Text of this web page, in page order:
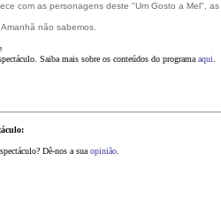
com as personagens deste "Um Gosto a Mel",
não sabemos.
Saiba mais sobre os conteúdos do programa aqui
Dê-nos a sua opinião